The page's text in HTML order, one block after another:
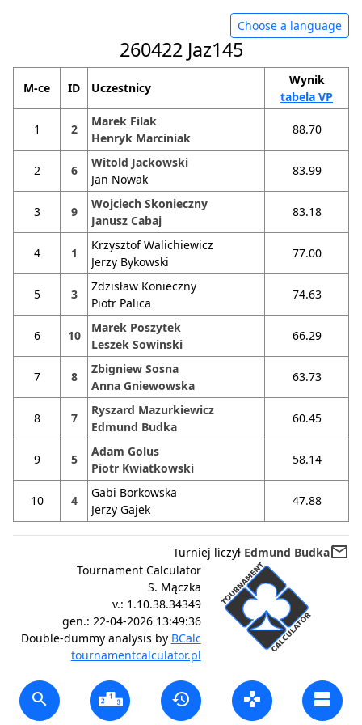
Choose a language
260422 Jaz145
M-ce ID Uczestnicy
Wynik
tabela VP
1 2
Marek Filak
Henryk Marciniak
88.70
2 6
Witold Jackowski
Jan Nowak
83.99
3 9
Wojciech Skonieczny
Janusz Cabaj
83.18
4 1
Krzysztof Walichiewicz
Jerzy Bykowski
77.00
5 3
Zdzisław Konieczny
Piotr Palica
74.63
6 10
Marek Poszytek
Leszek Sowinski
66.29
7 8
Zbigniew Sosna
Anna Gniewowska
63.73
8 7
Ryszard Mazurkiewicz
Edmund Budka
60.45
9 5
Adam Golus
Piotr Kwiatkowski
58.14
10 4
Gabi Borkowska
Jerzy Gajek
47.88
Turniej liczył Edmund Budkamail_outline
Tournament Calculator
S. Mączka
v.: 1.10.38.34349
gen.: 22-04-2026 13:49:36
Double-dummy analysis by BCalc
tournamentcalculator.pl
search history gamepad view_agenda